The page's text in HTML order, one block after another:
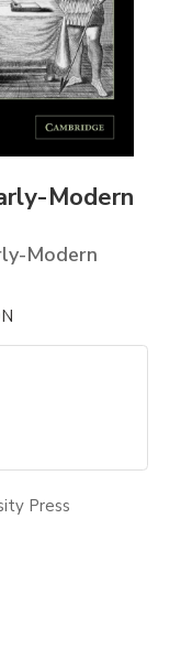
Modern
Modern
Press